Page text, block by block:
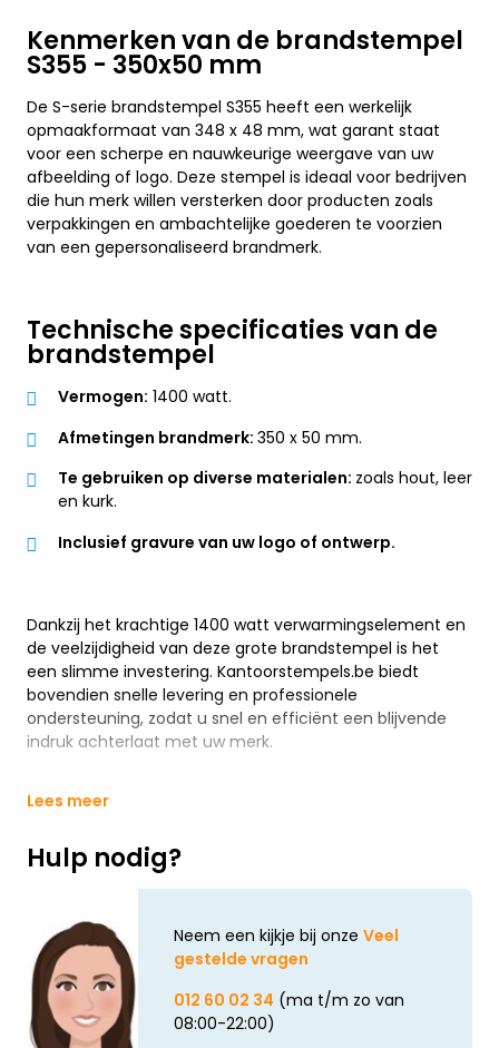
Kenmerken van de brandstempel
S355 - 350x50 mm
De S-serie brandstempel S355 heeft een werkelijk
opmaakformaat van 348 x 48 mm, wat garant staat
voor een scherpe en nauwkeurige weergave van uw
afbeelding of logo. Deze stempel is ideaal voor bedrijven
die hun merk willen versterken door producten zoals
verpakkingen en ambachtelijke goederen te voorzien
van een gepersonaliseerd brandmerk.
Technische specificaties van de
brandstempel
Vermogen: 1400 watt.
Afmetingen brandmerk: 350 x 50 mm.
Te gebruiken op diverse materialen: zoals hout, leer
en kurk.
Inclusief gravure van uw logo of ontwerp.
Dankzij het krachtige 1400 watt verwarmingselement en
de veelzijdigheid van deze grote brandstempel is het
een slimme investering. Kantoorstempels.be biedt
bovendien snelle levering en professionele
ondersteuning, zodat u snel en efficiënt een blijvende
indruk achterlaat met uw merk.
Lees meer
Hulp nodig?
Neem een kijkje bij onze Veel
gestelde vragen
012 60 02 34 (ma t/m zo van
08:00-22:00)